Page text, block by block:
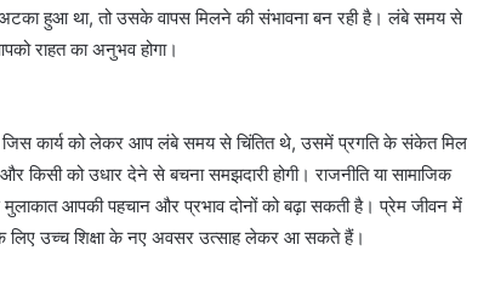
अटका हुआ था, तो उसके वापस मिलने की संभावना बन रही है। लंबे समय से
राहत का अनुभव होगा।
कार्य को लेकर आप लंबे समय से चिंतित थे, उसमें प्रगति के संकेत मिल
को उधार देने से बचना समझदारी होगी। राजनीति या सामाजिक
आपकी पहचान और प्रभाव दोनों को बढ़ा सकती है। प्रेम जीवन में
के लिए उच्च शिक्षा के नए अवसर उत्साह लेकर आ सकते हैं।